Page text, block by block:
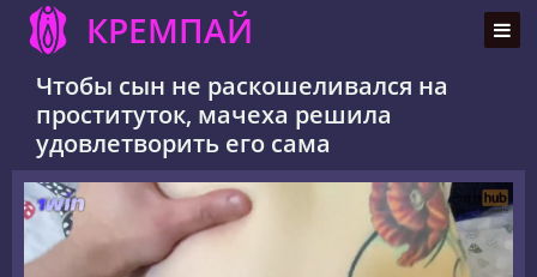
КРЕМПАЙ
Чтобы сын не раскошеливался на
проституток, мачеха решила
удовлетворить его сама